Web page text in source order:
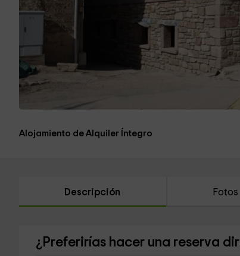
Alojamiento de Alquiler Íntegro
Descripción Fotos
¿Preferirías hacer una reserva